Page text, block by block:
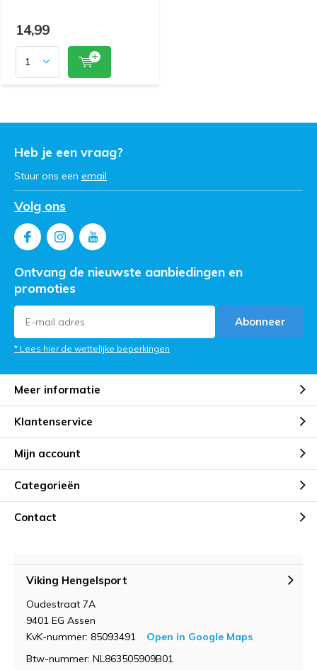
14,99
Heb je een vraag?
Stuur ons een email
Volg ons
Ontvang de nieuwste aanbiedingen en
promoties
Abonneer
* Lees hier de wettelijke beperkingen
Meer informatie
Klantenservice
Mijn account
Categorieën
Contact
Viking Hengelsport
Oudestraat 7A
9401 EG Assen
KvK-nummer: 85093491
Open in Google Maps
Btw-nummer: NL863505909B01